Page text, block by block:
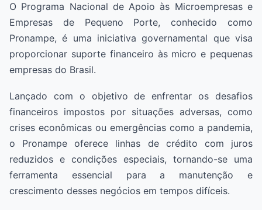
O Programa Nacional de Apoio às Microempresas e
Empresas de Pequeno Porte, conhecido como
Pronampe, é uma iniciativa governamental que visa
proporcionar suporte financeiro às micro e pequenas
empresas do Brasil.
Lançado com o objetivo de enfrentar os desafios
financeiros impostos por situações adversas, como
crises econômicas ou emergências como a pandemia,
o Pronampe oferece linhas de crédito com juros
reduzidos e condições especiais, tornando-se uma
ferramenta essencial para a manutenção e
crescimento desses negócios em tempos difíceis.